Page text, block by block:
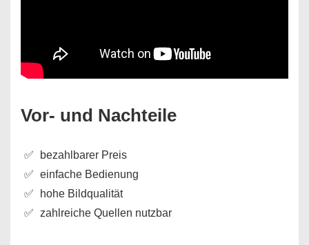
Vor- und Nachteile
bezahlbarer Preis
einfache Bedienung
hohe Bildqualität
zahlreiche Quellen nutzbar